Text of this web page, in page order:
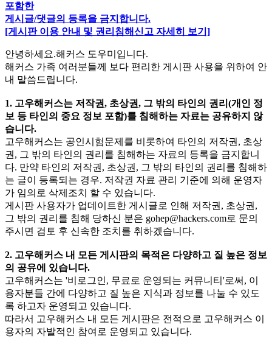
포함한
게시글/댓글의 등록을 금지합니다.
[게시판 이용 안내 및 권리침해신고 자세히 보기]
안녕하세요.해커스 도우미입니다.
해커스 가족 여러분들께 보다 편리한 게시판 사용을 위하여 안
내 말씀드립니다.
1. 고우해커스는 저작권, 초상권, 그 밖의 타인의 권리(개인 정
보 등 타인의 중요 정보 포함)를 침해하는 자료는 공유하지 않
습니다.
고우해커스는 공인시험문제를 비롯하여 타인의 저작권, 초상
권, 그 밖의 타인의 권리를 침해하는 자료의 등록을 금지합니
다. 만약 타인의 저작권, 초상권, 그 밖의 타인의 권리를 침해하
는 글이 등록되는 경우. 저작권 자료 관리 기준에 의해 운영자
가 임의로 삭제조치 할 수 있습니다.
게시판 사용자가 업데이트한 게시글로 인해 저작권, 초상권,
그 밖의 권리를 침해 당하신 분은 gohep@hackers.com로 문의
주시면 검토 후 신속한 조치를 취하겠습니다.
2. 고우해커스 내 모든 게시판의 목적은 다양하고 질 높은 정보
의 공유에 있습니다.
고우해커스는 '비로그인, 무료로 운영되는 커뮤니티'로써, 이
용자분들 간에 다양하고 질 높은 지식과 정보를 나눌 수 있도
록 하고자 운영되고 있습니다.
따라서 고우해커스 내 모든 게시판은 전적으로 고우해커스 이
용자의 자발적인 참여로 운영되고 있습니다.